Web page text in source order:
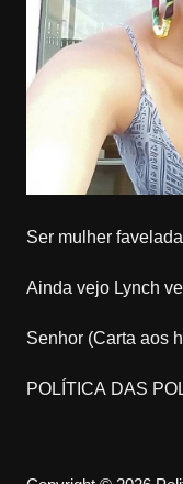
Ser mulher
Ainda vejo Lynch
Senhor (Carta aos
POLÍTICA DAS